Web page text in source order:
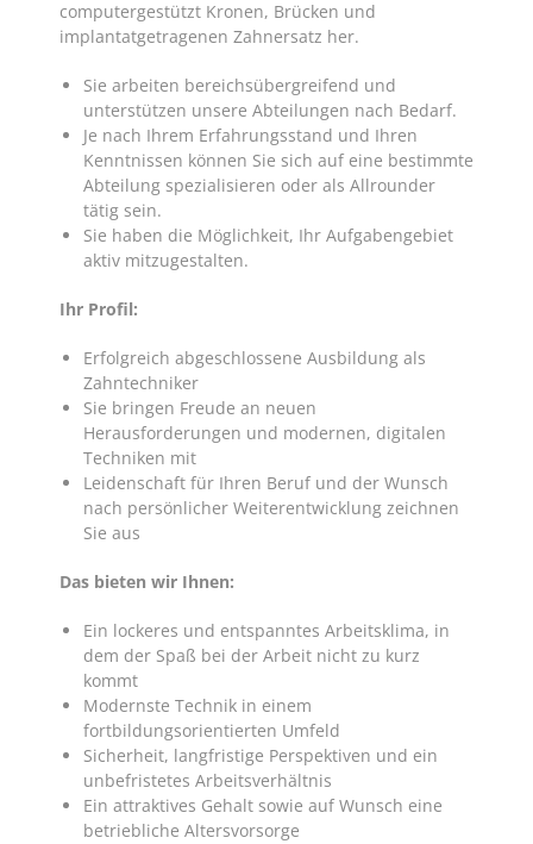
computergestützt Kronen, Brücken und
implantatgetragenen Zahnersatz her.
Sie arbeiten bereichsübergreifend und
unterstützen unsere Abteilungen nach Bedarf.
Je nach Ihrem Erfahrungsstand und Ihren
Kenntnissen können Sie sich auf eine bestimmte
Abteilung spezialisieren oder als Allrounder
tätig sein.
Sie haben die Möglichkeit, Ihr Aufgabengebiet
aktiv mitzugestalten.
Ihr Profil:
Erfolgreich abgeschlossene Ausbildung als
Zahntechniker
Sie bringen Freude an neuen
Herausforderungen und modernen, digitalen
Techniken mit
Leidenschaft für Ihren Beruf und der Wunsch
nach persönlicher Weiterentwicklung zeichnen
Sie aus
Das bieten wir Ihnen:
Ein lockeres und entspanntes Arbeitsklima, in
dem der Spaß bei der Arbeit nicht zu kurz
kommt
Modernste Technik in einem
fortbildungsorientierten Umfeld
Sicherheit, langfristige Perspektiven und ein
unbefristetes Arbeitsverhältnis
Ein attraktives Gehalt sowie auf Wunsch eine
betriebliche Altersvorsorge